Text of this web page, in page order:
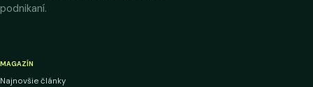
podnikaní.
MAGAZÍN
Najnovšie články